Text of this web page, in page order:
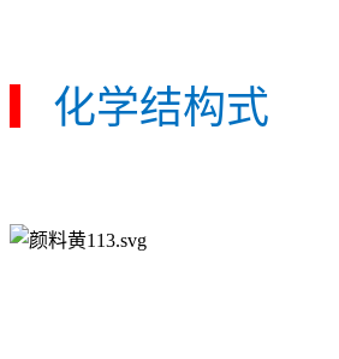
化学结构式